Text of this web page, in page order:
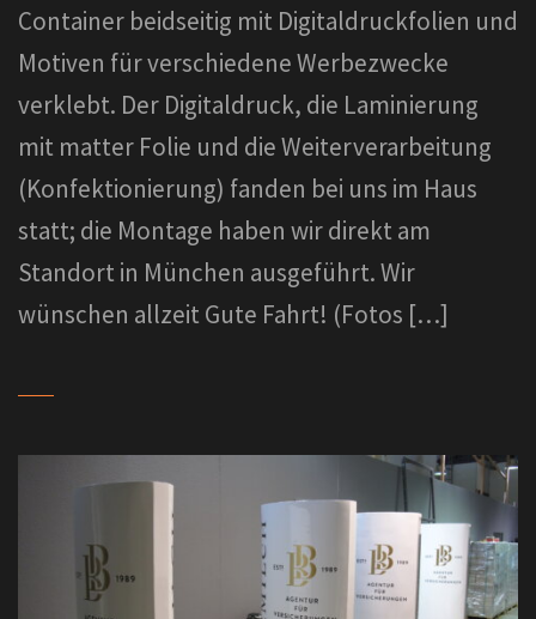
Container beidseitig mit Digitaldruckfolien und
Motiven für verschiedene Werbezwecke
verklebt. Der Digitaldruck, die Laminierung
mit matter Folie und die Weiterverarbeitung
(Konfektionierung) fanden bei uns im Haus
statt; die Montage haben wir direkt am
Standort in München ausgeführt. Wir
wünschen allzeit Gute Fahrt! (Fotos […]